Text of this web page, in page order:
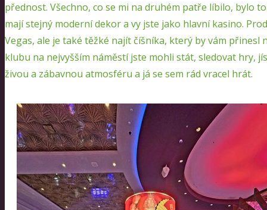
přednost. Všechno, co se mi na druhém patře líbilo, bylo
mají stejný moderní dekor a vy jste jako hlavní kasino.
Vegas, ale je také těžké najít číšníka, který by vám
klubu na nejvyšším náměstí jste mohli stát, sledovat hry,
živou a zábavnou atmosféru a já se sem rád vracel hrát.